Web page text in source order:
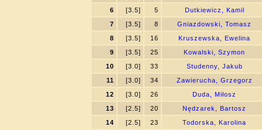
6
[3.5] 5
Dutkiewicz, Kamil
7
[3.5] 8
Gniazdowski, Tomasz
8
[3.5] 16
Kruszewska, Ewelina
9
[3.5] 25
Kowalski, Szymon
10
[3.0] 33
Studenny, Jakub
11
[3.0] 34
Zawierucha, Grzegorz
12
[3.0] 26
Duda, Miłosz
13
[2.5] 20
Nędzarek, Bartosz
14
[2.5] 23
Todorska, Karolina